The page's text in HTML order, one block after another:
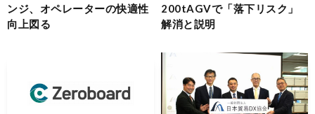
ンジ、オペレーターの快適性
向上図る
200tAGVで「落下リスク」
解消と説明